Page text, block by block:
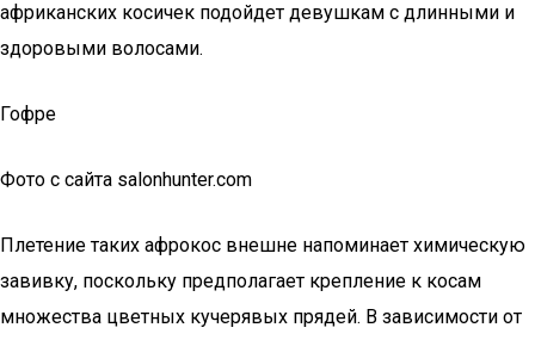
африканских косичек подойдет девушкам с длинными и
здоровыми волосами.
Гофре
Фото с сайта salonhunter.com
Плетение таких афрокос внешне напоминает химическую
завивку, поскольку предполагает крепление к косам
множества цветных кучерявых прядей. В зависимости от